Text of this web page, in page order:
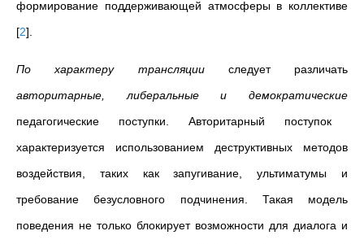
формирование поддерживающей атмосферы в коллективе
[2]
По характеру трансляции следует различать
авторитарные, либеральные и демократические
педагогические поступки. Авторитарный поступок
характеризуется использованием деструктивных методов
воздействия, таких как запугивание, ультиматумы и
требование безусловного подчинения. Такая модель
поведения не только блокирует возможности для диалога и